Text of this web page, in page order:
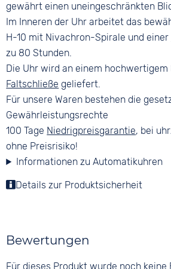
gewährt einen uneingeschränkten
Im Inneren der Uhr arbeitet das
H-10 mit Nivachron-Spirale und einer
zu 80 Stunden.
Die Uhr wird an einem
Faltschließe geliefert.
Für unsere Waren bestehen die
Gewährleistungsrechte
100 Tage Niedrigpreisgarantie, bei
ohne Preisrisiko!
Informationen zu Automatikuhren
Details zur Produktsicherheit
Bewertungen
Für dieses Produkt wurde noch keine